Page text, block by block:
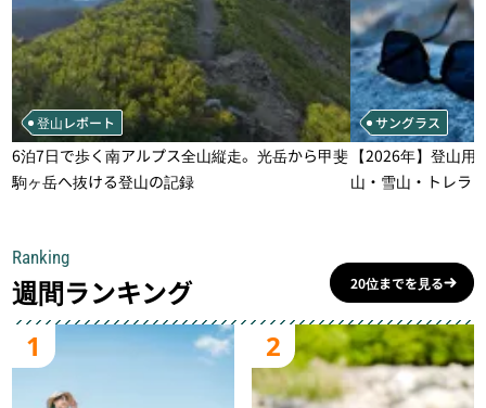
登山レポート
6泊7日で歩く南アルプス全山縦走。光岳から甲斐
駒ヶ岳へ抜ける登山の記録
サングラス
【2026年】登山
山・雪山・トレラ
Ranking
週間ランキング 20位までを見る
1 2